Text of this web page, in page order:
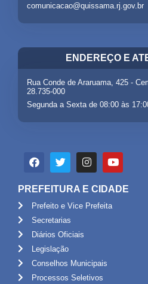
comunicacao@quissama.rj.gov.br
ENDEREÇO E
Rua Conde de Araruama, 425 -
28.735-000
Segunda a Sexta de 08:00 às
PREFEITURA E CIDADE
Prefeito e Vice Prefeita
Secretarias
Diários Oficiais
Legislação
Conselhos Municipais
Processos Seletivos